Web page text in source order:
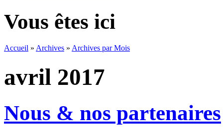
Vous êtes ici
Accueil » Archives » Archives par Mois
avril 2017
Nous & nos partenaires